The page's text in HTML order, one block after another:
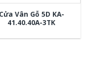
Cửa Vân Gỗ 5D KA-
41.40.40A-3TK